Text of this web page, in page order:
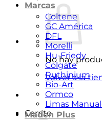
No hay
Volver a la
Carrito
Marcas
Coltene
GC América
DFL
Morelli
Hu-Friedy
Colgate
Ruthinium
Bio-Art
Ormco
Limas
Maden Plus